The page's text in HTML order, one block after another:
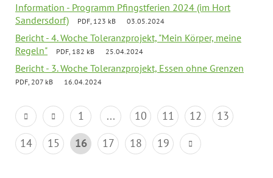
Information - Programm Pfingstferien 2024 (im Hort
Sandersdorf)
PDF, 123 kB 03.05.2024
Bericht - 4. Woche Toleranzprojekt, "Mein Körper, meine
Regeln"
PDF, 182 kB 25.04.2024
Bericht - 3. Woche Toleranzprojekt, Essen ohne Grenzen
PDF, 207 kB 16.04.2024
1 ... 10 11 12
13
14
15 16 17 18 19